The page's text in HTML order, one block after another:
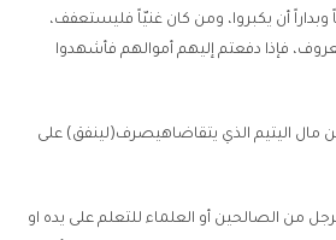
وبداراً أن يكبروا، ومن كان غنيّاً فليستعفف،
فإذا دفعتم إليهم أموالهم فأشهدوا
مال اليتيم الذي يتقاضاهيصرف(لينفق) على
من الصالحين أو العلماء للتعلم على يده او